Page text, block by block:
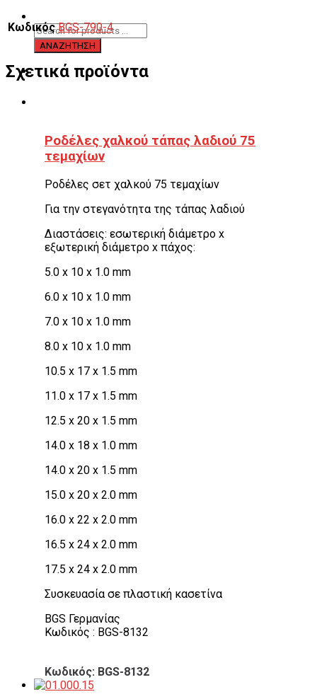
Κωδικός BGS-790-4
Σχετικά προϊόντα
Ροδέλες χαλκού τάπας λαδιού 75
τεμαχίων
Ροδέλες σετ χαλκού 75 τεμαχίων
Για την στεγανότητα της τάπας λαδιού
Διαστάσεις: εσωτερική διάμετρο x
εξωτερική διάμετρο x πάχος:
5.0 x 10 x 1.0 mm
6.0 x 10 x 1.0 mm
7.0 x 10 x 1.0 mm
8.0 x 10 x 1.0 mm
10.5 x 17 x 1.5 mm
11.0 x 17 x 1.5 mm
12.5 x 20 x 1.5 mm
14.0 x 18 x 1.0 mm
14.0 x 20 x 1.5 mm
15.0 x 20 x 2.0 mm
16.0 x 22 x 2.0 mm
16.5 x 24 x 2.0 mm
17.5 x 24 x 2.0 mm
Συσκευασία σε πλαστική κασετίνα
BGS Γερμανίας
Κωδικός : BGS-8132
Κωδικός: BGS-8132